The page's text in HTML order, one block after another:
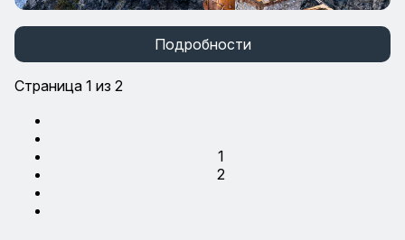
Подробности
Страница 1 из 2
1
2